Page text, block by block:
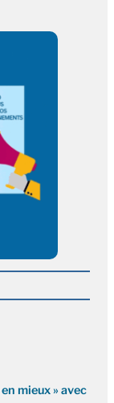
mieux » avec